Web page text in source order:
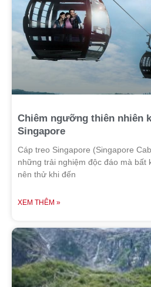
Chiêm ngưỡng thiên nhiên
Singapore
Cáp treo Singapore (Singapore
những trải nghiệm độc đáo mà bất
nên thử khi đến
XEM THÊM »